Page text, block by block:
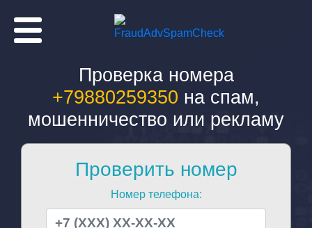
Проверка номера
+79880259350 на спам,
мошенничество или рекламу
Проверить номер
Номер телефона: